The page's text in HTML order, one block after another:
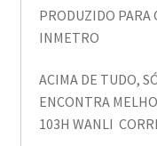
PRODUZIDO PARA
INMETRO
ACIMA DE TUDO,
ENCONTRA
103H WANLI